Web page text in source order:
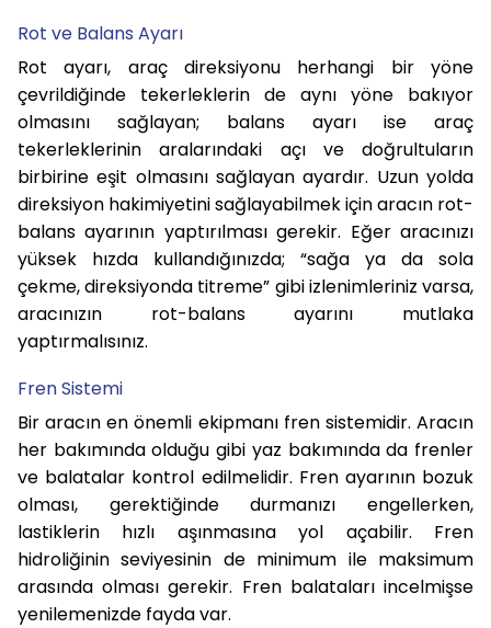
Rot ve Balans Ayarı
Rot ayarı, araç direksiyonu herhangi bir yöne
çevrildiğinde tekerleklerin de aynı yöne bakıyor
olmasını sağlayan; balans ayarı ise araç
tekerleklerinin aralarındaki açı ve doğrultuların
birbirine eşit olmasını sağlayan ayardır. Uzun yolda
direksiyon hakimiyetini sağlayabilmek için aracın rot-
balans ayarının yaptırılması gerekir. Eğer aracınızı
yüksek hızda kullandığınızda; “sağa ya da sola
çekme, direksiyonda titreme” gibi izlenimleriniz varsa,
aracınızın rot-balans ayarını mutlaka
yaptırmalısınız.
Fren Sistemi
Bir aracın en önemli ekipmanı fren sistemidir. Aracın
her bakımında olduğu gibi yaz bakımında da frenler
ve balatalar kontrol edilmelidir. Fren ayarının bozuk
olması, gerektiğinde durmanızı engellerken,
lastiklerin hızlı aşınmasına yol açabilir. Fren
hidroliğinin seviyesinin de minimum ile maksimum
arasında olması gerekir. Fren balataları incelmişse
yenilemenizde fayda var.